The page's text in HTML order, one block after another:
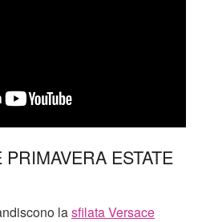
ESTATE
lasfilata Versace